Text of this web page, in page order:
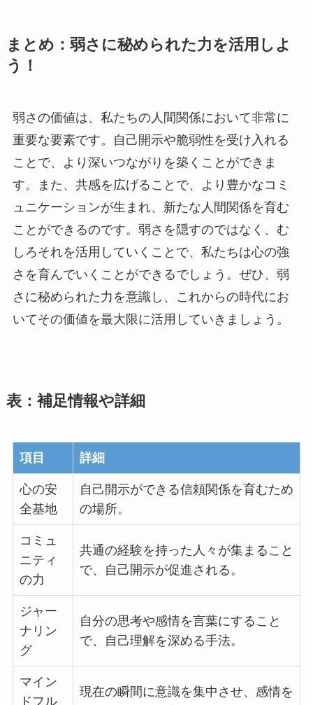
まとめ：弱さに秘められた力を活用しよ
う！
弱さの価値は、私たちの人間関係において非常に
重要な要素です。自己開示や脆弱性を受け入れる
ことで、より深いつながりを築くことができま
す。また、共感を広げることで、より豊かなコミ
ュニケーションが生まれ、新たな人間関係を育む
ことができるのです。弱さを隠すのではなく、む
しろそれを活用していくことで、私たちは心の強
さを育んでいくことができるでしょう。ぜひ、弱
さに秘められた力を意識し、これからの時代にお
いてその価値を最大限に活用していきましょう。
表：補足情報や詳細
項目 詳細
心の安
全基地
自己開示ができる信頼関係を育むため
の場所。
コミュ
ニティ
の力
共通の経験を持った人々が集まること
で、自己開示が促進される。
ジャー
ナリン
グ
自分の思考や感情を言葉にすること
で、自己理解を深める手法。
マイン
ドフル
現在の瞬間に意識を集中させ、感情を